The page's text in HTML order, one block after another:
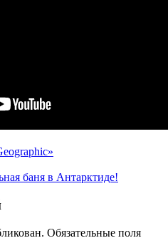
баня в Антарктиде!
Обязательные поля